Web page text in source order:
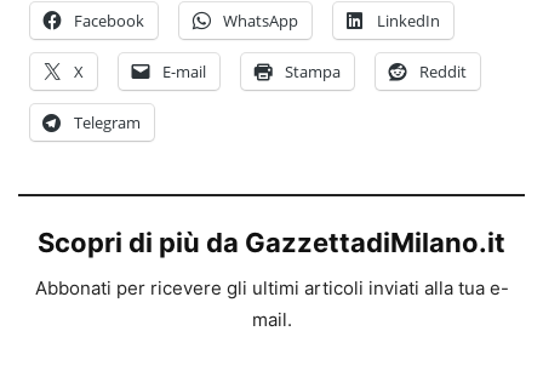
Facebook WhatsApp LinkedIn
X E-mail Stampa Reddit
Telegram
Scopri di più da GazzettadiMilano.it
Abbonati per ricevere gli ultimi articoli inviati alla tua e-
mail.